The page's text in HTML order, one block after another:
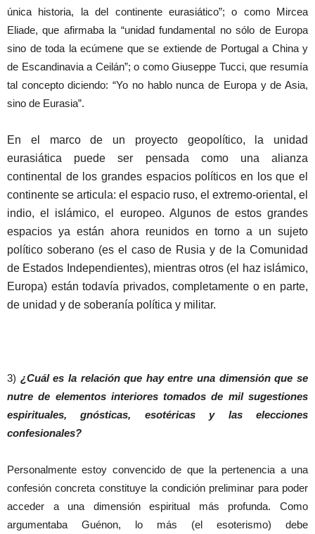
única historia, la del continente eurasiático”; o como Mircea
Eliade, que afirmaba la “unidad fundamental no sólo de Europa
sino de toda la ecúmene que se extiende de Portugal a China y
de Escandinavia a Ceilán”; o como Giuseppe Tucci, que resumía
tal concepto diciendo: “Yo no hablo nunca de Europa y de Asia,
sino de Eurasia”.
En el marco de un proyecto geopolítico, la unidad
eurasiática puede ser pensada como una alianza
continental de los grandes espacios políticos en los que el
continente se articula: el espacio ruso, el extremo-oriental, el
indio, el islámico, el europeo. Algunos de estos grandes
espacios ya están ahora reunidos en torno a un sujeto
político soberano (es el caso de Rusia y de la Comunidad
de Estados Independientes), mientras otros (el haz islámico,
Europa) están todavía privados, completamente o en parte,
de unidad y de soberanía política y militar.
3) ¿Cuál es la relación que hay entre una dimensión que se
nutre de elementos interiores tomados de mil sugestiones
espirituales, gnósticas, esotéricas y las elecciones
confesionales?
Personalmente estoy convencido de que la pertenencia a una
confesión concreta constituye la condición preliminar para poder
acceder a una dimensión espiritual más profunda. Como
argumentaba Guénon, lo más (el esoterismo) debe